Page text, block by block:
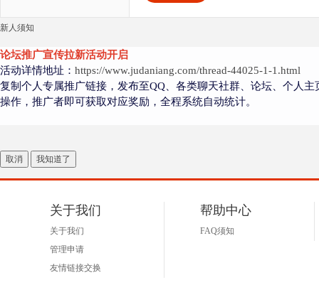
新人须知
论坛推广宣传拉新活动开启
活动详情地址： https://www.judaniang.com/thread-44025-1-1.html
复制个人专属推广链接，发布至QQ、各类聊天社群、论坛、个人
操作，推广者即可获取对应奖励，全程系统自动统计。
取消 我知道了
关于我们
关于我们
管理申请
友情链接交换
帮助中心
FAQ须知